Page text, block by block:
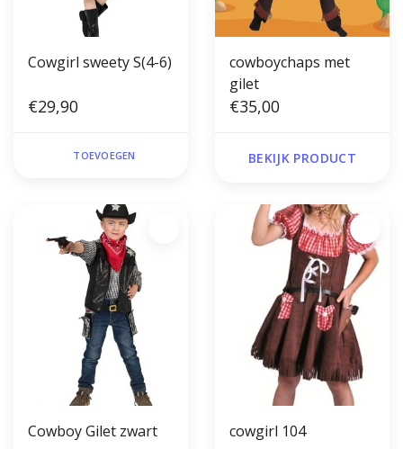
Cowgirl sweety S(4-6)
€29,90
TOEVOEGEN
cowboychaps met
gilet
€35,00
BEKIJK PRODUCT
Cowboy Gilet zwart cowgirl 104